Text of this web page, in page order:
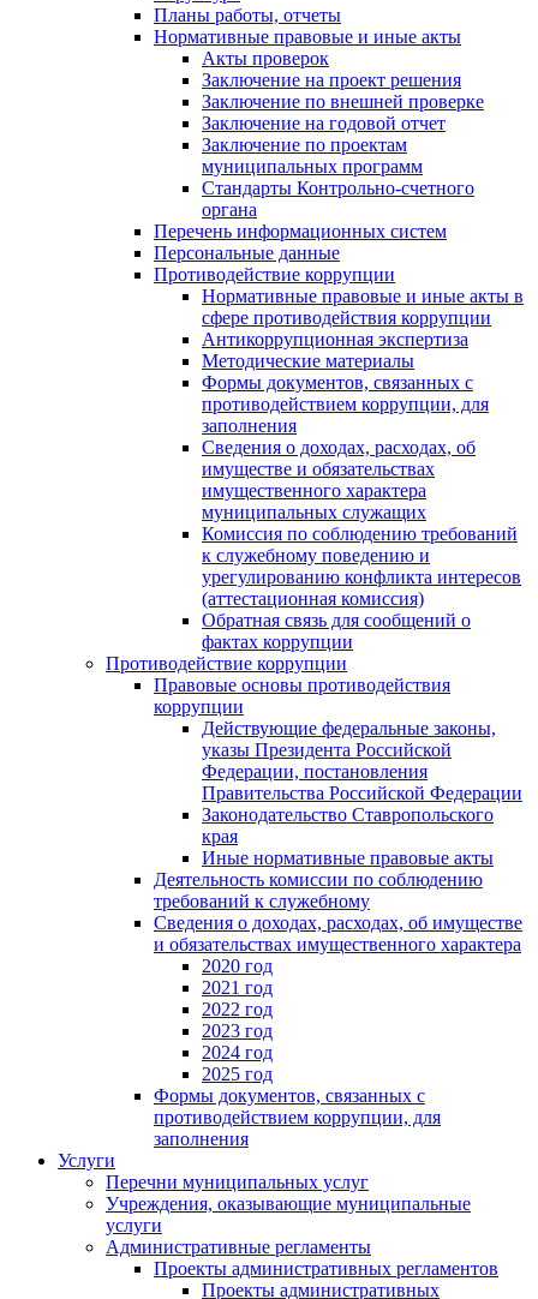
Планы работы, отчеты
Нормативные правовые и иные акты
Акты проверок
Заключение на проект решения
Заключение по внешней проверке
Заключение на годовой отчет
Заключение по проектам
муниципальных программ
Стандарты Контрольно-счетного
органа
Перечень информационных систем
Персональные данные
Противодействие коррупции
Нормативные правовые и иные акты в
сфере противодействия коррупции
Антикоррупционная экспертиза
Методические материалы
Формы документов, связанных с
противодействием коррупции, для
заполнения
Сведения о доходах, расходах, об
имуществе и обязательствах
имущественного характера
муниципальных служащих
Комиссия по соблюдению требований
к служебному поведению и
урегулированию конфликта интересов
(аттестационная комиссия)
Обратная связь для сообщений о
фактах коррупции
Противодействие коррупции
Правовые основы противодействия
коррупции
Действующие федеральные законы,
указы Президента Российской
Федерации, постановления
Правительства Российской Федерации
Законодательство Ставропольского
края
Иные нормативные правовые акты
Деятельность комиссии по соблюдению
требований к служебному
Сведения о доходах, расходах, об имуществе
и обязательствах имущественного характера
2020 год
2021 год
2022 год
2023 год
2024 год
2025 год
Формы документов, связанных с
противодействием коррупции, для
заполнения
Услуги
Перечни муниципальных услуг
Учреждения, оказывающие муниципальные
услуги
Административные регламенты
Проекты административных регламентов
Проекты административных